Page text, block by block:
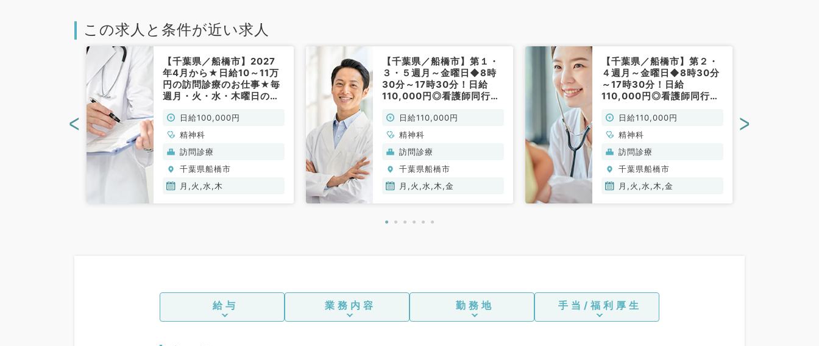
この求人と条件が近い求人
【千葉県／船橋市】2027
年4月から★日給10～11万
円の訪問診療のお仕事★毎
週月・火・水・木曜日のい
時終日のご勤務◎残業もな
く働きやすい環境が整って
います（精神科／非常勤）
日給100,000円
精神科
訪問診療
千葉県船橋市
月,火,水,木
【千葉県／船橋市】第１・
３・５週月～金曜日◆8時
30分～17時30分！日給
110,000円◎看護師同行あ
（精神科／非常勤）
日給110,000円
精神科
訪問診療
千葉県船橋市
月,火,水,木,金
【千葉県／船橋市】第２・
４週月～金曜日◆8時30分
～17時30分！日給
110,000円◎看護師同行あ
（精神科／非常勤）
日給110,000円
精神科
訪問診療
千葉県船橋市
月,火,水,木,金
< >
給与 業務内容 勤務地 手当/福利厚生